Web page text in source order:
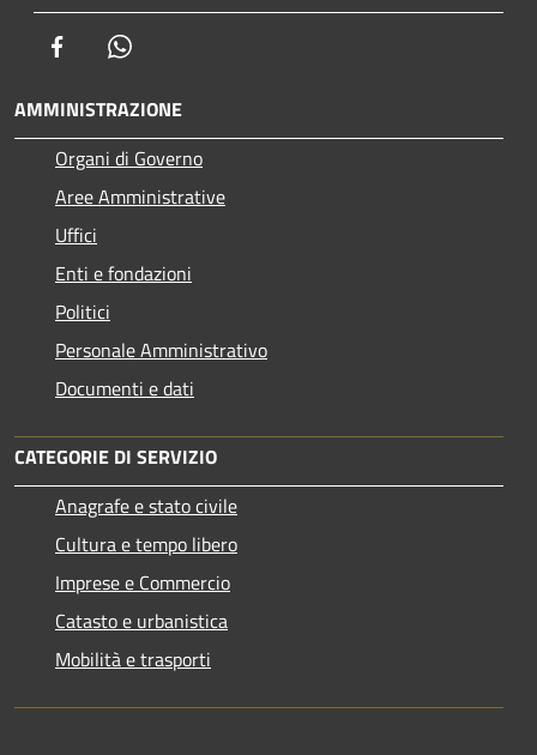
Facebook
AMMINISTRAZIONE
Organi di Governo
Aree Amministrative
Uffici
Enti e fondazioni
Politici
Personale Amministrativo
Documenti e dati
CATEGORIE DI SERVIZIO
Anagrafe e stato civile
Cultura e tempo libero
Imprese e Commercio
Catasto e urbanistica
Mobilità e trasporti